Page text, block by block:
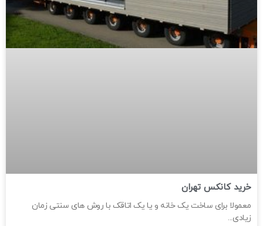
خرید کانکس تهران
معمولا برای ساخت یک خانه و یا یک اتاقک با روش های سنتی زمان
زیادی